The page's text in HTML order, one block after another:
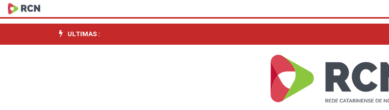
Moradores
de
Abelardo
ULTIMAS :